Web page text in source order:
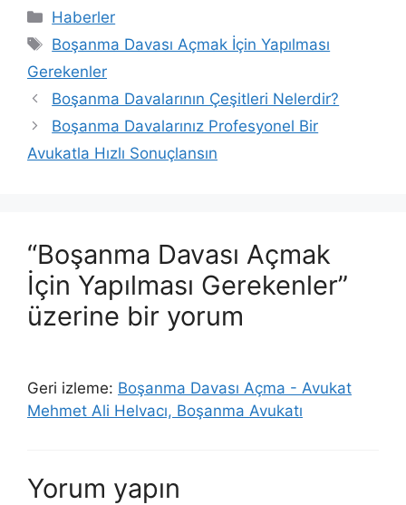
Kategoriler
Haberler
Etiketler
Boşanma Davası Açmak İçin Yapılması
Gerekenler
Boşanma Davalarının Çeşitleri Nelerdir?
Boşanma Davalarınız Profesyonel Bir
Avukatla Hızlı Sonuçlansın
“Boşanma Davası Açmak
İçin Yapılması Gerekenler”
üzerine bir yorum
Geri izleme: Boşanma Davası Açma - Avukat
Mehmet Ali Helvacı, Boşanma Avukatı
Yorum yapın